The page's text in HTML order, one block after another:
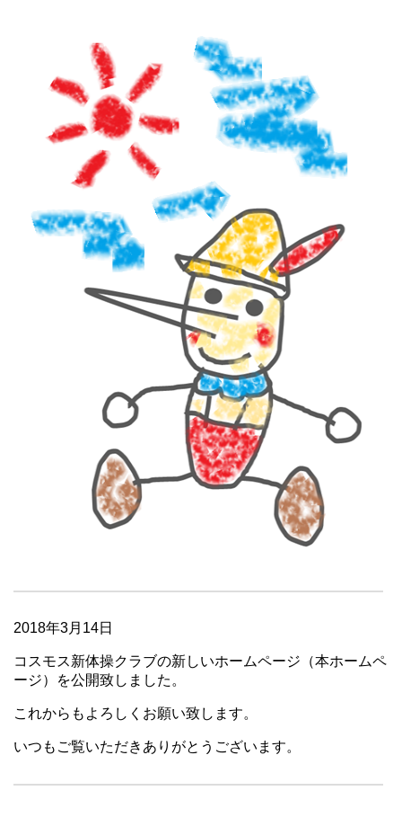
2018年3月14日
コスモス新体操クラブの新しいホームページ（本ホームペ
ージ）を公開致しました。
これからもよろしくお願い致します。
いつもご覧いただきありがとうございます。